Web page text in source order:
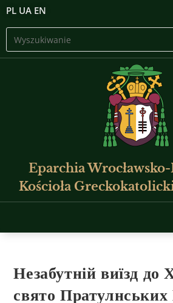
PL UA EN
Eparchia
Kościoła
Незабутній виїзд до
свято